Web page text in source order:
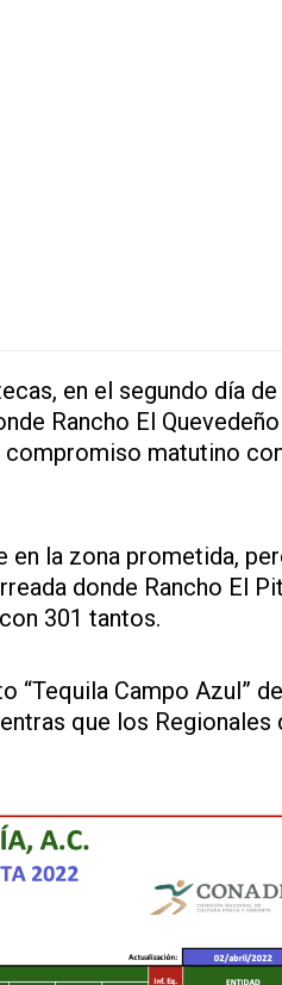
en el segundo día de
Rancho El
compromiso matutino
en la zona prometida,
donde Rancho El
301 tantos.
“Tequila Campo Azul” de
que los Regionales